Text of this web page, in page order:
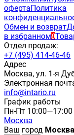
офертаПолитика
Обмен и возврат
в избранном0
Отдел продаж:
+7 (495) 414-46-46
Адрес
Москва, ул. 1-я
Электронная
info@intario.ru
График работы
Пн-Пт 10:00—17:00
Москва
Ваш город Москва